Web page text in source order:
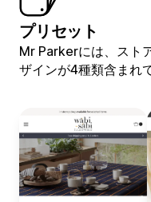
プリセット
Mr Parkerには、スト
ザインが4種類含まれ